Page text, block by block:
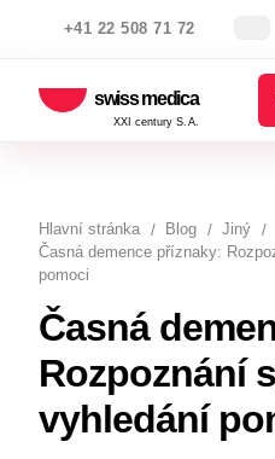
+41 22 508 71 72
swiss medica
XXI century S.A.
Hlavní stránka Blog
Jiný
Časná demence příznaky:
pomoci
Časná
Rozpoznání
vyhledání